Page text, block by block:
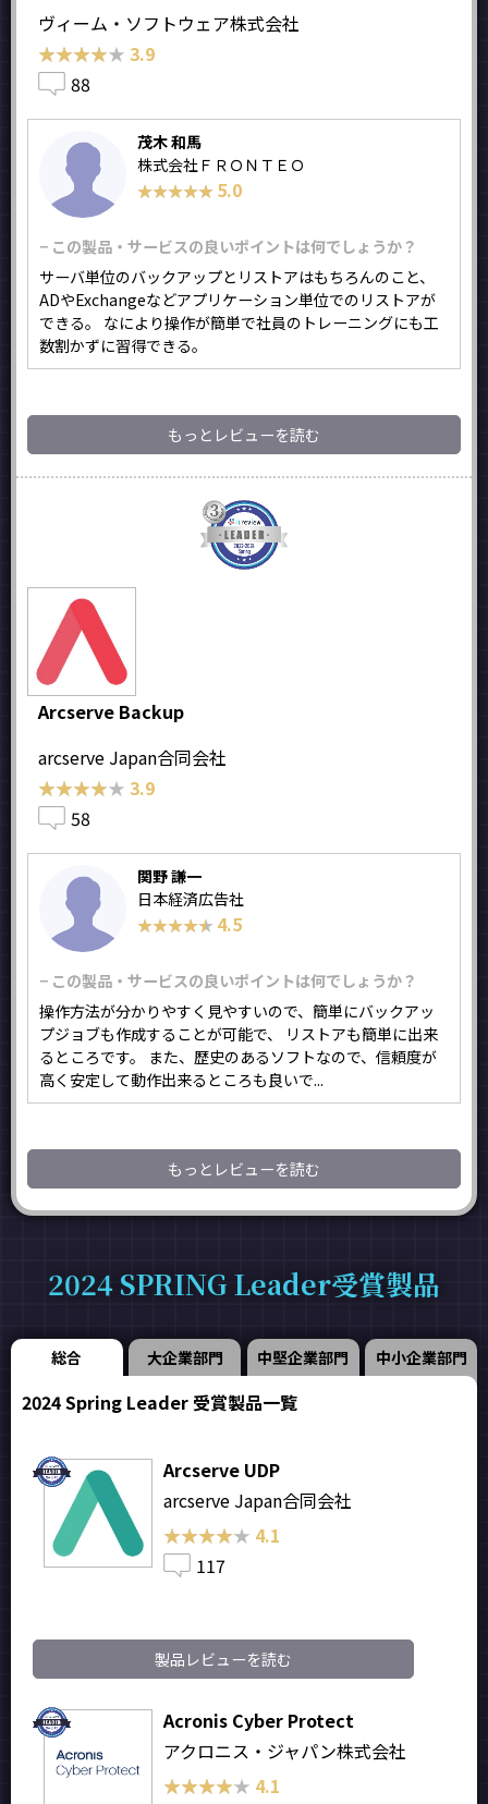
ヴィーム・ソフトウェア株式会社
★★★★★
★★★★★ 3.9
88
茂木 和馬
株式会社ＦＲＯＮＴＥＯ
★★★★★
★★★★★ 5.0
− この製品・サービスの良いポイントは何でしょうか？
サーバ単位のバックアップとリストアはもちろんのこと、
ADやExchangeなどアプリケーション単位でのリストアが
できる。 なにより操作が簡単で社員のトレーニングにも工
数割かずに習得できる。
もっとレビューを読む
Arcserve Backup
arcserve Japan合同会社
★★★★★
★★★★★ 3.9
58
関野 謙一
日本経済広告社
★★★★★
★★★★★ 4.5
− この製品・サービスの良いポイントは何でしょうか？
操作方法が分かりやすく見やすいので、簡単にバックアッ
プジョブも作成することが可能で、 リストアも簡単に出来
るところです。 また、歴史のあるソフトなので、信頼度が
高く安定して動作出来るところも良いで...
もっとレビューを読む
2024 SPRING Leader受賞製品
総合 大企業部門 中堅企業部門 中小企業部門
2024 Spring Leader 受賞製品一覧
Arcserve UDP
arcserve Japan合同会社
★★★★★
★★★★★ 4.1
117
製品レビューを読む
Acronis Cyber Protect
アクロニス・ジャパン株式会社
★★★★★
★★★★★ 4.1